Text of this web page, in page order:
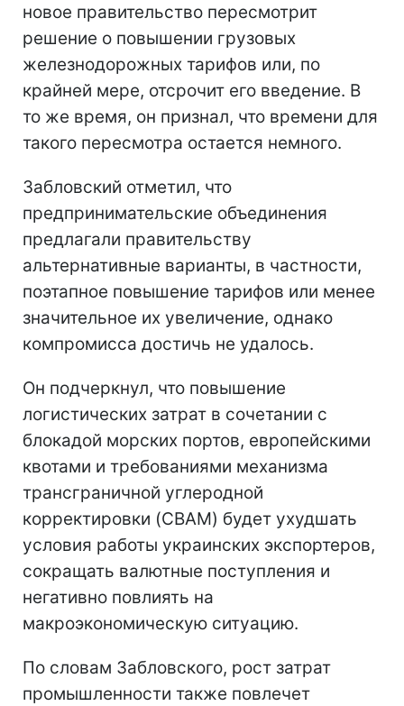
новое правительство пересмотрит
решение о повышении грузовых
железнодорожных тарифов или, по
крайней мере, отсрочит его введение. В
то же время, он признал, что времени для
такого пересмотра остается немного.
Забловский отметил, что
предпринимательские объединения
предлагали правительству
альтернативные варианты, в частности,
поэтапное повышение тарифов или менее
значительное их увеличение, однако
компромисса достичь не удалось.
Он подчеркнул, что повышение
логистических затрат в сочетании с
блокадой морских портов, европейскими
квотами и требованиями механизма
трансграничной углеродной
корректировки (CBAM) будет ухудшать
условия работы украинских экспортеров,
сокращать валютные поступления и
негативно повлиять на
макроэкономическую ситуацию.
По словам Забловского, рост затрат
промышленности также повлечет